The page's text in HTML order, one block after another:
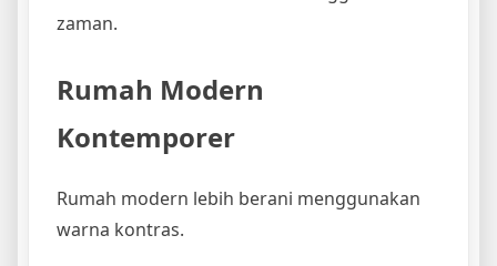
zaman.
Rumah Modern
Kontemporer
Rumah modern lebih berani menggunakan
warna kontras.